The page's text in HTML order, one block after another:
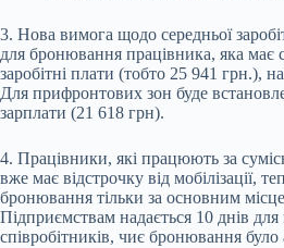
3. Нова вимога щодо середньої
для бронювання працівника, яка має
заробітні плати (тобто 25 941 грн.),
Для прифронтових зон буде
зарплати (21 618 грн).
4. Працівники, які працюють за
вже має відстрочку від мобілізації,
бронювання тільки за основним
Підприємствам надається 10 днів
співробітників, чиє бронювання